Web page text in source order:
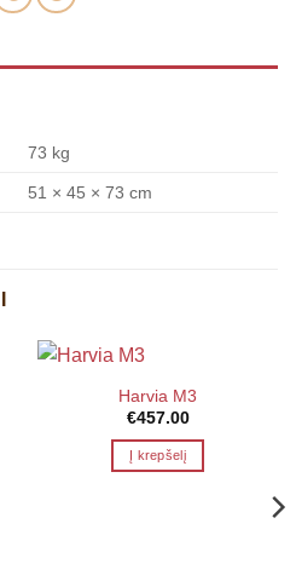
73 kg
51 × 45 × 73 cm
Harvia M3
€457.00
Į krepšelį